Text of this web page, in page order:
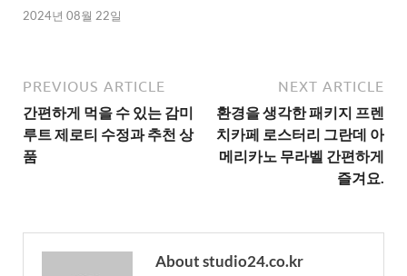
2024년 08월 22일
PREVIOUS ARTICLE
간편하게 먹을 수 있는 감미
루트 제로티 수정과 추천 상
품
NEXT ARTICLE
환경을 생각한 패키지 프렌
치카페 로스터리 그란데 아
메리카노 무라벨 간편하게
즐겨요.
About studio24.co.kr